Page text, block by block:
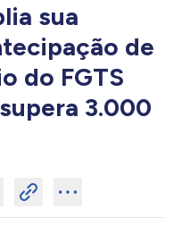
sua
de
do FGTS
3.000